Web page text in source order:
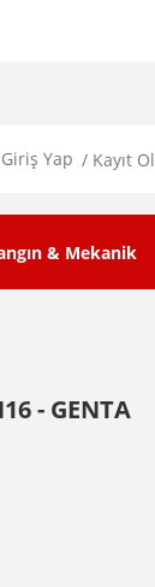
Giriş Yap / Kayıt Ol
& Mekanik
- GENTA